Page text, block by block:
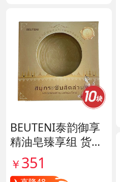
BEUTENI泰韵御享
精油皂臻享组 货号
140122
￥ 351